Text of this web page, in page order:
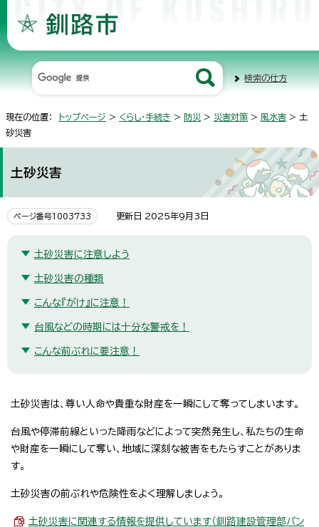
検索の仕方
現在の位置： トップページ > くらし・手続き > 防災 > 災害対策 > 風水害 > 土
砂災害
土砂災害
ページ番号1003733 更新日 2025年9月3日
土砂災害に注意しよう
土砂災害の種類
こんな『がけ』に注意！
台風などの時期には十分な警戒を！
こんな前ぶれに要注意！
土砂災害は、尊い人命や貴重な財産を一瞬にして奪ってしまいます。
台風や停滞前線といった降雨などによって突然発生し、私たちの生命
や財産を一瞬にして奪い、地域に深刻な被害をもたらすことがありま
す。
土砂災害の前ぶれや危険性をよく理解しましょう。
土砂災害に関連する情報を提供しています（釧路建設管理部パン